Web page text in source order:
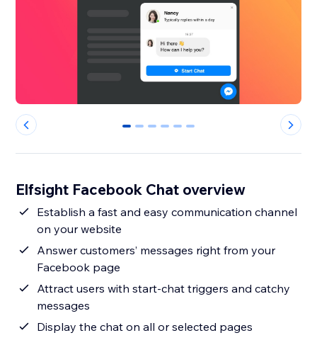
0 1 2 3 4 5
Elfsight Facebook Chat overview
Establish a fast and easy communication channel
on your website
Answer customers’ messages right from your
Facebook page
Attract users with start-chat triggers and catchy
messages
Display the chat on all or selected pages